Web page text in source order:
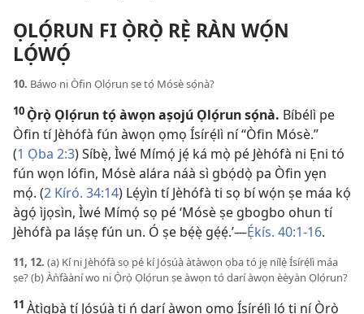
ỌLỌ́RUN FI Ọ̀RỌ̀ RẸ̀ RÀN WỌ́N
LỌ́WỌ́
10. Báwo ni Òfin Ọlọ́run ṣe tọ́ Mósè sọ́nà?
10 Ọ̀rọ̀ Ọlọ́run tọ́ àwọn aṣojú Ọlọ́run sọ́nà. Bíbélì pe
Òfin tí Jèhófà fún àwọn ọmọ Ísírẹ́lì ní “Òfin Mósè.”
(1 Ọba 2:3) Síbẹ̀, Ìwé Mímọ́ jẹ́ ká mọ̀ pé Jèhófà ni Ẹni tó
fún wọn lófin, Mósè alára náà sì gbọ́dọ̀ pa Òfin yẹn
mọ́. (2 Kíró. 34:14) Lẹ́yìn tí Jèhófà ti sọ bí wọ́n ṣe máa kọ́
àgọ́ ìjọsìn, Ìwé Mímọ́ sọ pé ‘Mósè ṣe gbogbo ohun tí
Jèhófà pa láṣẹ fún un. Ó ṣe bẹ́ẹ̀ gẹ́ẹ́.’​—Ẹ́kís. 40:​1-16.
11, 12. (a) Kí ni Jèhófà sọ pé kí Jóṣúà àtàwọn ọba tó jẹ nílẹ̀ Ísírẹ́lì máa
ṣe? (b) Àǹfààní wo ni Ọ̀rọ̀ Ọlọ́run ṣe àwọn tó darí àwọn èèyàn Ọlọ́run?
11 Àtìgbà tí Jóṣúà ti ń darí àwọn ọmọ Ísírẹ́lì ló ti ní Ọ̀rọ̀